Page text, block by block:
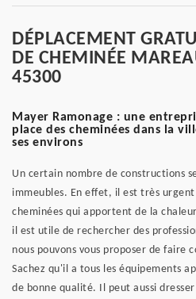
DÉPLACEMENT
DE CHEMINÉE
45300
Mayer Ramonage : une
place des cheminées dans la
ses environs
Un certain nombre de constructions
immeubles. En effet, il est très
cheminées qui apportent de la
il est utile de rechercher des
nous pouvons vous proposer de faire
Sachez qu'il a tous les équipements
de bonne qualité. Il peut aussi